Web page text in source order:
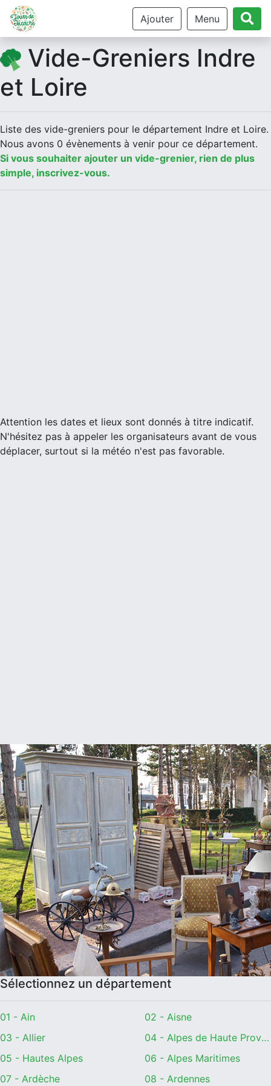
Ajouter Menu
Vide-Greniers Indre
et Loire
Liste des vide-greniers pour le département Indre et Loire.
Nous avons 0 évènements à venir pour ce département.
Si vous souhaiter ajouter un vide-grenier, rien de plus
simple, inscrivez-vous.
Attention les dates et lieux sont donnés à titre indicatif.
N'hésitez pas à appeler les organisateurs avant de vous
déplacer, surtout si la météo n'est pas favorable.
Sélectionnez un département
01 - Ain
02 - Aisne
03 - Allier
04 - Alpes de Haute Provence
05 - Hautes Alpes
06 - Alpes Maritimes
07 - Ardèche
08 - Ardennes